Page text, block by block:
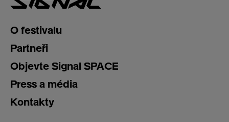
O festivalu
Partneři
Objevte Signal SPACE
Press a média
Kontakty